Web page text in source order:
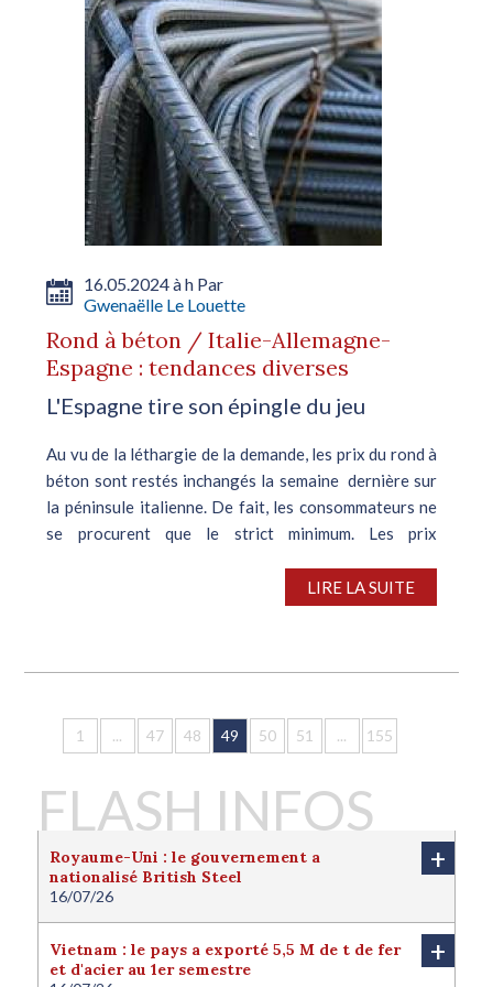
16.05.2024 à h Par
Gwenaëlle Le Louette
Rond à béton / Italie-Allemagne-
Espagne : tendances diverses
L'Espagne tire son épingle du jeu
Au vu de la léthargie de la demande, les prix du rond à
béton sont restés inchangés la semaine dernière sur
la péninsule italienne. De fait, les consommateurs ne
se procurent que le strict minimum. Les prix
LIRE LA SUITE
1 ... 47 48 49 50 51 ... 155
FLASH INFOS
Royaume-Uni : le gouvernement a
nationalisé British Steel
16/07/26
+
Le Royaume-Uni a nationalisé British Steel afin de
protéger l'avenir de la filière sidérurgique locale.
Londres juge cette nationalisation nécessaire pour
protéger l'intérêt national du pays. Le
Vietnam : le pays a exporté 5,5 M de t de fer
et d'acier au 1er semestre
+